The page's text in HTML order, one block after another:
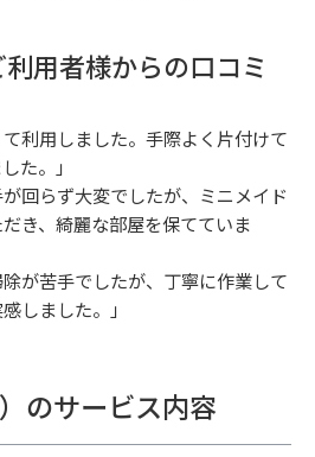
用者様からの口コミ
て利用しました。手際よく片付けて
た。」
が回らず大変でしたが、ミニメイド
き、綺麗な部屋を保てていま
除が苦手でしたが、丁寧に作業して
しました。」
のサービス内容